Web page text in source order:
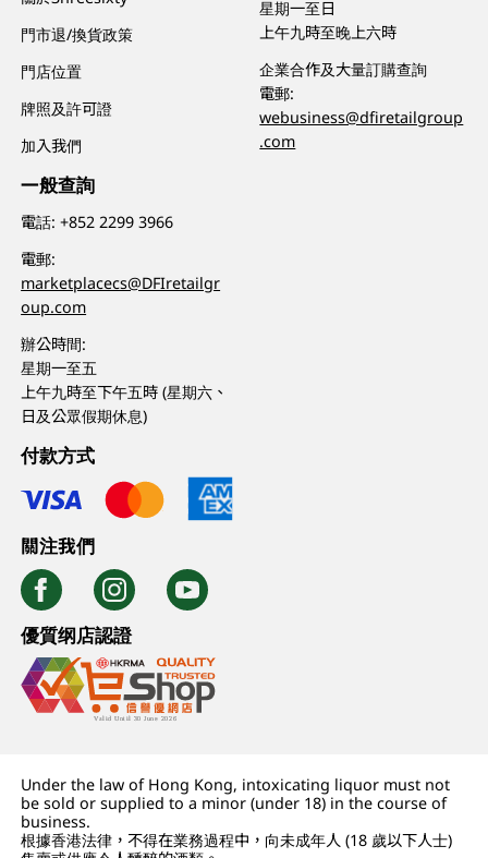
門市退/換貨政策
門店位置
牌照及許可證
加入我們
一般查詢
電話:+852 2299 3966
電郵:
marketplacecs@DFIretailgr
oup.com
辦公時間:
星期一至五
上午九時至下午五時 (星期六、
日及公眾假期休息)
星期一至日
上午九時至晚上六時
企業合作及大量訂購查詢
電郵:
webusiness@dfiretailgroup
.com
付款方式
關注我們
優質纲店認證
Under the law of Hong Kong, intoxicating liquor must not
be sold or supplied to a minor (under 18) in the course of
business.
根據香港法律，不得在業務過程中，向未成年人 (18 歲以下人士)